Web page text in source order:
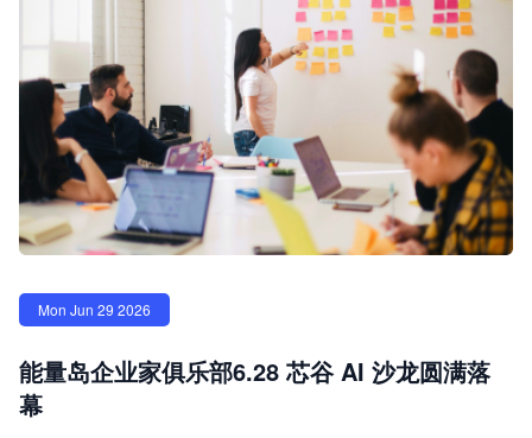
Mon Jun 29 2026
能量岛企业家俱乐部6.28 芯谷 AI 沙龙圆满落
幕